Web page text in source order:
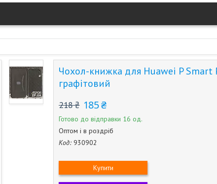
Чохол-книжка для Huawei P Smart
графітовий
218 ₴ 185 ₴
Готово до відправки 16 од.
Оптом і в роздріб
Код: 930902
Купити